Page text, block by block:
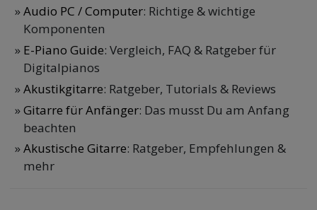
Audio PC / Computer: Richtige & wichtige
Komponenten
E-Piano Guide: Vergleich, FAQ & Ratgeber für
Digitalpianos
Akustikgitarre: Ratgeber, Tutorials & Reviews
Gitarre für Anfänger: Das musst Du am Anfang
beachten
Akustische Gitarre: Ratgeber, Empfehlungen &
mehr